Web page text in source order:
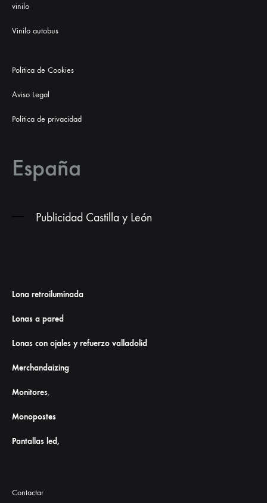
vinilo
Vinilo autobus
Politica de Cookies
Aviso Legal
Politica de privacidad
España
Publicidad Castilla y León
Lona retroiluminada
Lonas a pared
Lonas con ojales y refuerzo valladolid
Merchandaizing
Monitores,
Monopostes
Pantallas led,
Contactar